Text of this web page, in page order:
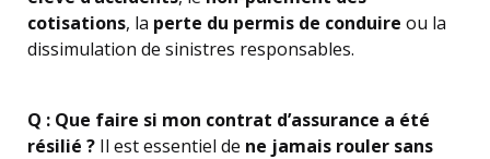
cotisations, la perte du permis de conduire ou la
dissimulation de sinistres responsables.
Q : Que faire si mon contrat d’assurance a été
résilié ? Il est essentiel de ne jamais rouler sans